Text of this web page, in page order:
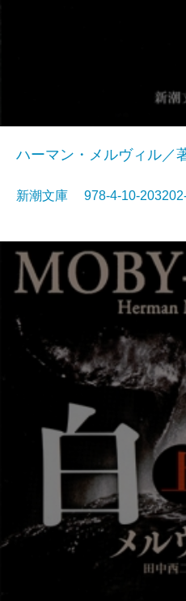
ハーマン・メルヴィル／
新潮文庫 978-4-10-